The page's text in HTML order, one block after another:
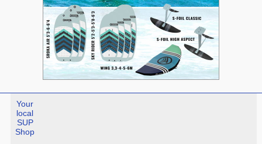
Your
local
SUP
Shop